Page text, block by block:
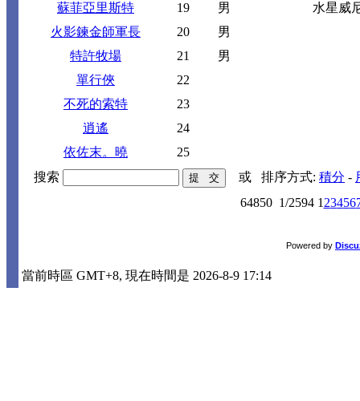
蘇菲亞里斯特
19 男
水星威
火影鍊金師軍長
20
男
特許牧場
21
男
單行俠
22
不死的索特
23
逍遙
24
依佐末。曉
25
搜索
或 排序方式: 積分 -
64850 1/2594 1 23456
Powered by
當前時區 GMT+8, 現在時間是 2026-8-9 17:14